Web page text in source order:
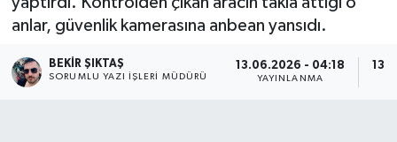
anlar, güvenlik kamerasına anbean yansıdı.
BEKIR ŞIKTAŞ
SORUMLU YAZI İŞLERI MÜDÜRÜ
13.06.2026 - 04:18
YAYINLANMA